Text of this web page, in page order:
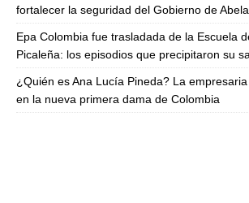
fortalecer la seguridad del Gobierno de
Epa Colombia fue trasladada de la Escuela
Picaleña: los episodios que precipitaron su
¿Quién es Ana Lucía Pineda? La
en la nueva primera dama de Colombia